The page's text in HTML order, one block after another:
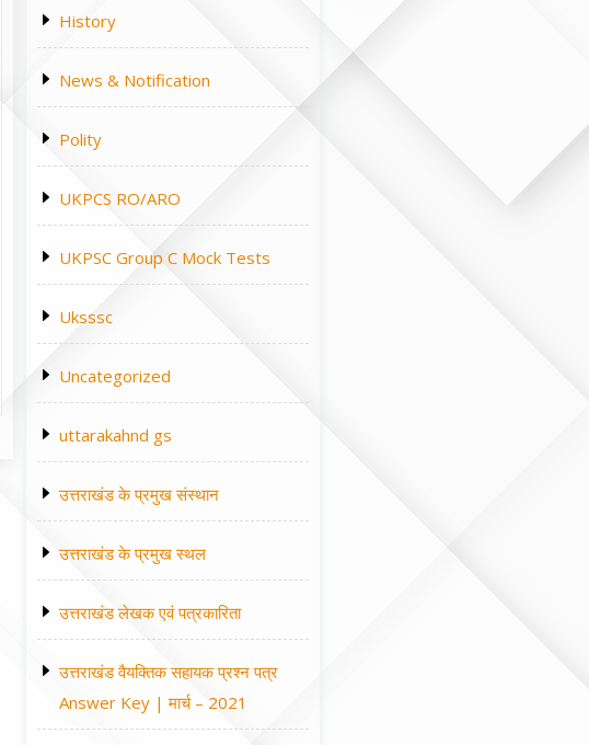
History
News & Notification
Polity
UKPCS RO/ARO
UKPSC Group C Mock Tests
Uksssc
Uncategorized
uttarakahnd gs
उत्तराखंड के प्रमुख संस्थान
उत्तराखंड के प्रमुख स्थल
उत्तराखंड लेखक एवं पत्रकारिता
उत्तराखंड वैयक्तिक सहायक प्रश्न पत्र
Answer Key | मार्च – 2021